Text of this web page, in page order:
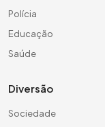
Polícia
Educação
Saúde
Diversão
Sociedade